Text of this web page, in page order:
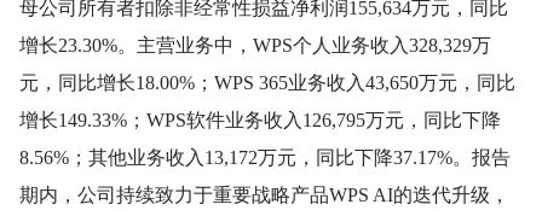
母公司所有者扣除非经常性损益净利润155,634万元，同比
增长23.30%。主营业务中，WPS个人业务收入328,329万
元，同比增长18.00%；WPS 365业务收入43,650万元，同比
增长149.33%；WPS软件业务收入126,795万元，同比下降
8.56%；其他业务收入13,172万元，同比下降37.17%。报告
期内，公司持续致力于重要战略产品WPS AI的迭代升级，